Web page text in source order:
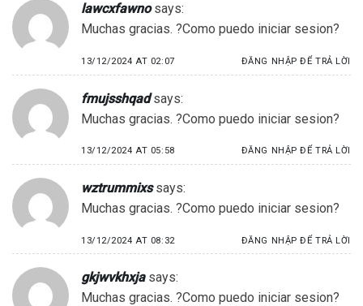
lawcxfawno says:
Muchas gracias. ?Como puedo iniciar sesion?
13/12/2024 AT 02:07 ĐĂNG NHẬP ĐỂ TRẢ LỜI
fmujsshqad says:
Muchas gracias. ?Como puedo iniciar sesion?
13/12/2024 AT 05:58 ĐĂNG NHẬP ĐỂ TRẢ LỜI
wztrummixs says:
Muchas gracias. ?Como puedo iniciar sesion?
13/12/2024 AT 08:32 ĐĂNG NHẬP ĐỂ TRẢ LỜI
gkjwvkhxja says:
Muchas gracias. ?Como puedo iniciar sesion?